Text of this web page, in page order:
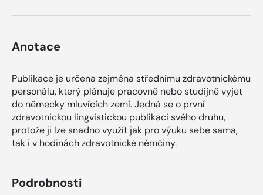
Anotace
Publikace je určena zejména střednímu zdravotnickému
personálu, který plánuje pracovně nebo studijně vyjet
do německy mluvících zemí. Jedná se o první
zdravotnickou lingvistickou publikaci svého druhu,
protože ji lze snadno využít jak pro výuku sebe sama,
tak i v hodinách zdravotnické němčiny.
Podrobnosti